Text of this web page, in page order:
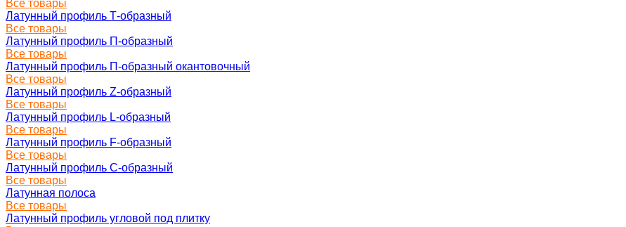
Все товары
Латунный профиль Т-образный
Все товары
Латунный профиль П-образный
Все товары
Латунный профиль П-образный окантовочный
Все товары
Латунный профиль Z-образный
Все товары
Латунный профиль L-образный
Все товары
Латунный профиль F-образный
Все товары
Латунный профиль C-образный
Все товары
Латунная полоса
Все товары
Латунный профиль угловой под плитку